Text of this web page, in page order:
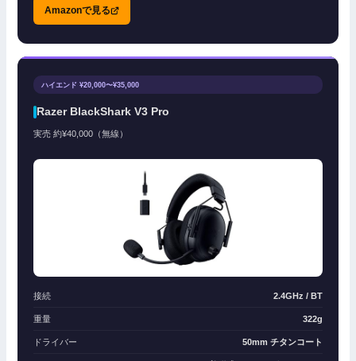
Amazonで見る
ハイエンド ¥20,000〜¥35,000
Razer BlackShark V3 Pro
実売 約¥40,000（無線）
接続 2.4GHz / BT
重量 322g
ドライバー 50mm チタンコート